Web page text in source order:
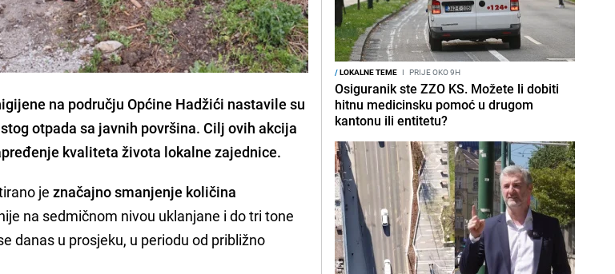
na području Općine Hadžići nastavile su
otpada sa javnih površina. Cilj ovih akcija
kvaliteta života lokalne zajednice.
jeznačajno smanjenje količina
na sedmičnom nivou uklanjane i do tri tone
danas u prosjeku, u periodu od približno
/LOKALNE TEME I PRIJE OKO 9H
Osiguranik ste ZZO KS. Možete li dobiti
hitnu medicinsku pomoć u drugom
kantonu ili entitetu?